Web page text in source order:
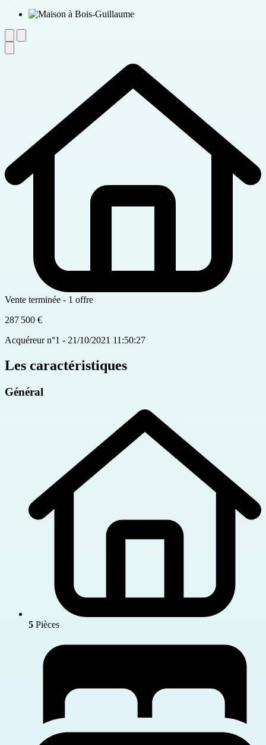
Vente terminée - 1 offre
287 500 €
Acquéreur n°1 - 21/10/2021 11:50:27
Les caractéristiques
Général
5 Pièces